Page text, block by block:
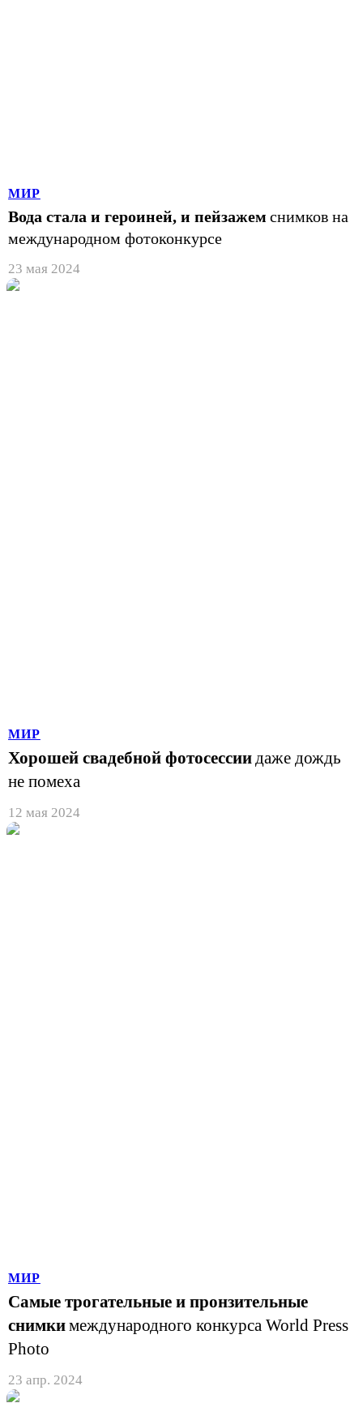
МИР
Вода стала и героиней, и пейзажем снимков на
международном фотоконкурсе
23 мая 2024
МИР
Хорошей свадебной фотосессии даже дождь
не помеха
12 мая 2024
МИР
Самые трогательные и пронзительные
снимкимеждународного конкурса World Press
Photo
23 апр. 2024